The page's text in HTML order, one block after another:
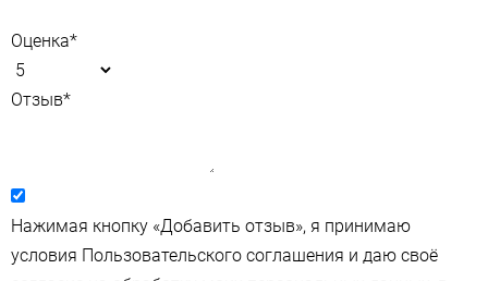
Оценка*
Отзыв*
Нажимая кнопку «Добавить отзыв», я принимаю
условия Пользовательского соглашения и даю своё